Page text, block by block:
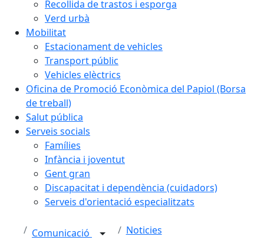
Recollida de trastos i esporga
Verd urbà
Mobilitat
Estacionament de vehicles
Transport públic
Vehicles elèctrics
Oficina de Promoció Econòmica del Papiol (Borsa
de treball)
Salut pública
Serveis socials
Famílies
Infància i joventut
Gent gran
Discapacitat i dependència (cuidadors)
Serveis d'orientació especialitzats
Comunicació Noticies